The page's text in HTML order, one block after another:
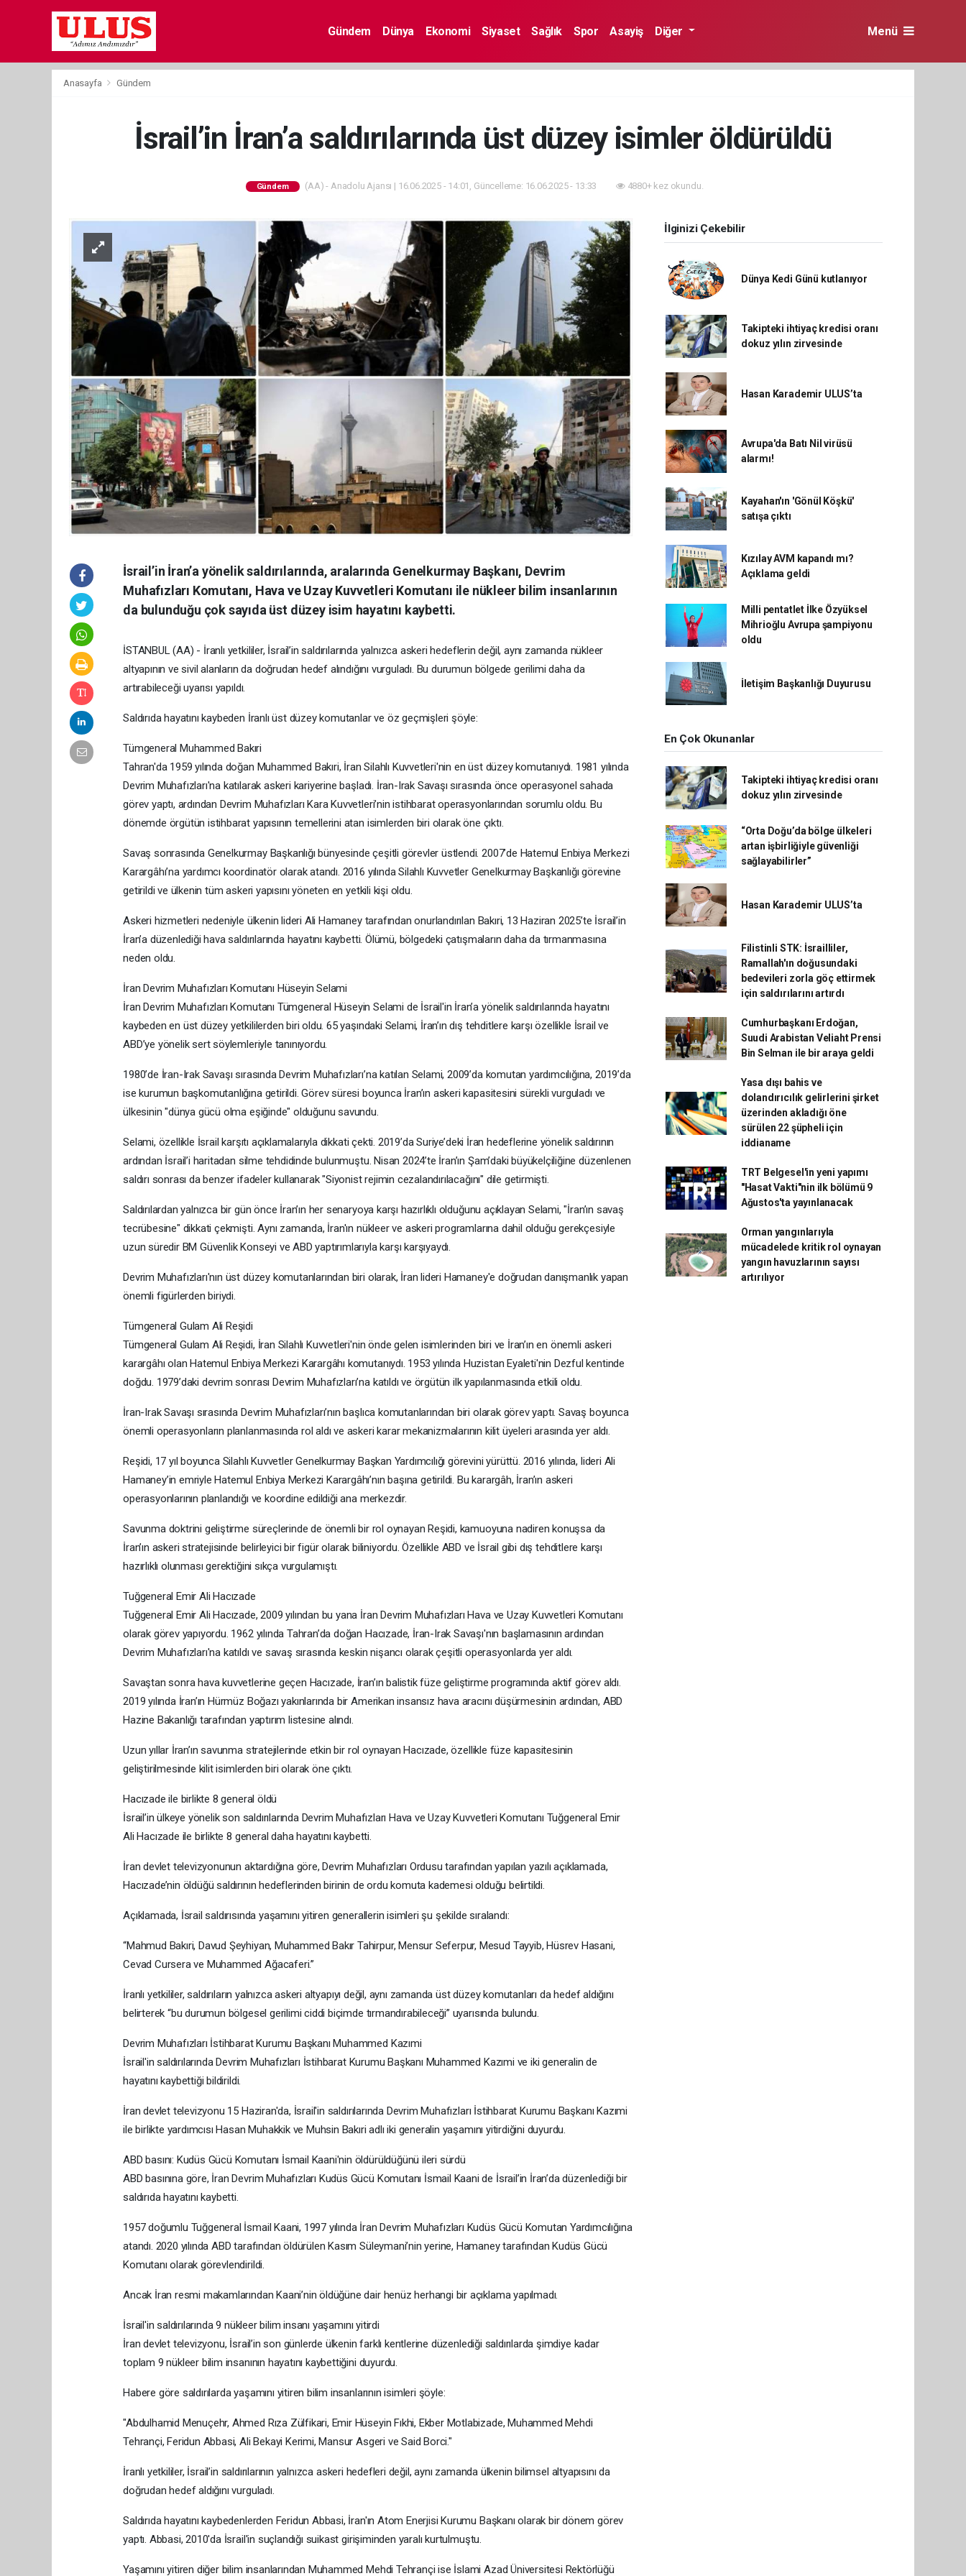
Gündem Dünya Ekonomi Siyaset Sağlık Spor Asayiş Diğer Menü
Anasayfa Gündem
İsrail’in İran’a saldırılarında üst düzey isimler öldürüldü
Gündem (AA) - Anadolu Ajansı | 16.06.2025 - 14:01, Güncelleme: 16.06.2025 - 13:33 4880+ kez okundu.
İsrail’in İran’a yönelik saldırılarında, aralarında Genelkurmay Başkanı, Devrim
Muhafızları Komutanı, Hava ve Uzay Kuvvetleri Komutanı ile nükleer bilim insanlarının
da bulunduğu çok sayıda üst düzey isim hayatını kaybetti.
İSTANBUL (AA) - İranlı yetkililer, İsrail’in saldırılarında yalnızca askeri hedeflerin değil, aynı zamanda nükleer
altyapının ve sivil alanların da doğrudan hedef alındığını vurguladı. Bu durumun bölgede gerilimi daha da
artırabileceği uyarısı yapıldı.
Saldırıda hayatını kaybeden İranlı üst düzey komutanlar ve öz geçmişleri şöyle:
Tümgeneral Muhammed Bakıri
Tahran'da 1959 yılında doğan Muhammed Bakıri, İran Silahlı Kuvvetleri'nin en üst düzey komutanıydı. 1981 yılında
Devrim Muhafızları'na katılarak askeri kariyerine başladı. İran-Irak Savaşı sırasında önce operasyonel sahada
görev yaptı, ardından Devrim Muhafızları Kara Kuvvetleri’nin istihbarat operasyonlarından sorumlu oldu. Bu
dönemde örgütün istihbarat yapısının temellerini atan isimlerden biri olarak öne çıktı.
Savaş sonrasında Genelkurmay Başkanlığı bünyesinde çeşitli görevler üstlendi. 2007’de Hatemul Enbiya Merkezi
Karargâhı’na yardımcı koordinatör olarak atandı. 2016 yılında Silahlı Kuvvetler Genelkurmay Başkanlığı görevine
getirildi ve ülkenin tüm askeri yapısını yöneten en yetkili kişi oldu.
Askeri hizmetleri nedeniyle ülkenin lideri Ali Hamaney tarafından onurlandırılan Bakıri, 13 Haziran 2025’te İsrail’in
İran’a düzenlediği hava saldırılarında hayatını kaybetti. Ölümü, bölgedeki çatışmaların daha da tırmanmasına
neden oldu.
İran Devrim Muhafızları Komutanı Hüseyin Selami
İran Devrim Muhafızları Komutanı Tümgeneral Hüseyin Selami de İsrail'in İran’a yönelik saldırılarında hayatını
kaybeden en üst düzey yetkililerden biri oldu. 65 yaşındaki Selami, İran’ın dış tehditlere karşı özellikle İsrail ve
ABD’ye yönelik sert söylemleriyle tanınıyordu.
1980’de İran-Irak Savaşı sırasında Devrim Muhafızları’na katılan Selami, 2009’da komutan yardımcılığına, 2019’da
ise kurumun başkomutanlığına getirildi. Görev süresi boyunca İran’ın askeri kapasitesini sürekli vurguladı ve
ülkesinin "dünya gücü olma eşiğinde" olduğunu savundu.
Selami, özellikle İsrail karşıtı açıklamalarıyla dikkati çekti. 2019’da Suriye’deki İran hedeflerine yönelik saldırının
ardından İsrail’i haritadan silme tehdidinde bulunmuştu. Nisan 2024’te İran’ın Şam’daki büyükelçiliğine düzenlenen
saldırı sonrası da benzer ifadeler kullanarak "Siyonist rejimin cezalandırılacağını" dile getirmişti.
Saldırılardan yalnızca bir gün önce İran’ın her senaryoya karşı hazırlıklı olduğunu açıklayan Selami, "İran’ın savaş
tecrübesine" dikkati çekmişti. Aynı zamanda, İran'ın nükleer ve askeri programlarına dahil olduğu gerekçesiyle
uzun süredir BM Güvenlik Konseyi ve ABD yaptırımlarıyla karşı karşıyaydı.
Devrim Muhafızları'nın üst düzey komutanlarından biri olarak, İran lideri Hamaney'e doğrudan danışmanlık yapan
önemli figürlerden biriydi.
Tümgeneral Gulam Ali Reşidi
Tümgeneral Gulam Ali Reşidi, İran Silahlı Kuvvetleri'nin önde gelen isimlerinden biri ve İran’ın en önemli askeri
karargâhı olan Hatemul Enbiya Merkezi Karargâhı komutanıydı. 1953 yılında Huzistan Eyaleti'nin Dezful kentinde
doğdu. 1979’daki devrim sonrası Devrim Muhafızları’na katıldı ve örgütün ilk yapılanmasında etkili oldu.
İran-Irak Savaşı sırasında Devrim Muhafızları’nın başlıca komutanlarından biri olarak görev yaptı. Savaş boyunca
önemli operasyonların planlanmasında rol aldı ve askeri karar mekanizmalarının kilit üyeleri arasında yer aldı.
Reşidi, 17 yıl boyunca Silahlı Kuvvetler Genelkurmay Başkan Yardımcılığı görevini yürüttü. 2016 yılında, lideri Ali
Hamaney’in emriyle Hatemul Enbiya Merkezi Karargâhı’nın başına getirildi. Bu karargâh, İran’ın askeri
operasyonlarının planlandığı ve koordine edildiği ana merkezdir.
Savunma doktrini geliştirme süreçlerinde de önemli bir rol oynayan Reşidi, kamuoyuna nadiren konuşsa da
İran’ın askeri stratejisinde belirleyici bir figür olarak biliniyordu. Özellikle ABD ve İsrail gibi dış tehditlere karşı
hazırlıklı olunması gerektiğini sıkça vurgulamıştı.
Tuğgeneral Emir Ali Hacızade
Tuğgeneral Emir Ali Hacızade, 2009 yılından bu yana İran Devrim Muhafızları Hava ve Uzay Kuvvetleri Komutanı
olarak görev yapıyordu. 1962 yılında Tahran’da doğan Hacızade, İran-Irak Savaşı'nın başlamasının ardından
Devrim Muhafızları'na katıldı ve savaş sırasında keskin nişancı olarak çeşitli operasyonlarda yer aldı.
Savaştan sonra hava kuvvetlerine geçen Hacızade, İran’ın balistik füze geliştirme programında aktif görev aldı.
2019 yılında İran’ın Hürmüz Boğazı yakınlarında bir Amerikan insansız hava aracını düşürmesinin ardından, ABD
Hazine Bakanlığı tarafından yaptırım listesine alındı.
Uzun yıllar İran’ın savunma stratejilerinde etkin bir rol oynayan Hacızade, özellikle füze kapasitesinin
geliştirilmesinde kilit isimlerden biri olarak öne çıktı.
Hacızade ile birlikte 8 general öldü
İsrail’in ülkeye yönelik son saldırılarında Devrim Muhafızları Hava ve Uzay Kuvvetleri Komutanı Tuğgeneral Emir
Ali Hacızade ile birlikte 8 general daha hayatını kaybetti.
İran devlet televizyonunun aktardığına göre, Devrim Muhafızları Ordusu tarafından yapılan yazılı açıklamada,
Hacızade’nin öldüğü saldırının hedeflerinden birinin de ordu komuta kademesi olduğu belirtildi.
Açıklamada, İsrail saldırısında yaşamını yitiren generallerin isimleri şu şekilde sıralandı:
“Mahmud Bakıri, Davud Şeyhiyan, Muhammed Bakır Tahirpur, Mensur Seferpur, Mesud Tayyib, Hüsrev Hasani,
Cevad Cursera ve Muhammed Ağacaferi.”
İranlı yetkililer, saldırıların yalnızca askeri altyapıyı değil, aynı zamanda üst düzey komutanları da hedef aldığını
belirterek “bu durumun bölgesel gerilimi ciddi biçimde tırmandırabileceği” uyarısında bulundu.
Devrim Muhafızları İstihbarat Kurumu Başkanı Muhammed Kazımi
İsrail'in saldırılarında Devrim Muhafızları İstihbarat Kurumu Başkanı Muhammed Kazımi ve iki generalin de
hayatını kaybettiği bildirildi.
İran devlet televizyonu 15 Haziran'da, İsrail'in saldırılarında Devrim Muhafızları İstihbarat Kurumu Başkanı Kazımi
ile birlikte yardımcısı Hasan Muhakkik ve Muhsin Bakıri adlı iki generalin yaşamını yitirdiğini duyurdu.
ABD basını: Kudüs Gücü Komutanı İsmail Kaani'nin öldürüldüğünü ileri sürdü
ABD basınına göre, İran Devrim Muhafızları Kudüs Gücü Komutanı İsmail Kaani de İsrail’in İran’da düzenlediği bir
saldırıda hayatını kaybetti.
1957 doğumlu Tuğgeneral İsmail Kaani, 1997 yılında İran Devrim Muhafızları Kudüs Gücü Komutan Yardımcılığına
atandı. 2020 yılında ABD tarafından öldürülen Kasım Süleymani’nin yerine, Hamaney tarafından Kudüs Gücü
Komutanı olarak görevlendirildi.
Ancak İran resmi makamlarından Kaani’nin öldüğüne dair henüz herhangi bir açıklama yapılmadı.
İsrail'in saldırılarında 9 nükleer bilim insanı yaşamını yitirdi
İran devlet televizyonu, İsrail’in son günlerde ülkenin farklı kentlerine düzenlediği saldırılarda şimdiye kadar
toplam 9 nükleer bilim insanının hayatını kaybettiğini duyurdu.
Habere göre saldırılarda yaşamını yitiren bilim insanlarının isimleri şöyle:
"Abdulhamid Menuçehr, Ahmed Rıza Zülfikari, Emir Hüseyin Fıkhi, Ekber Motlabizade, Muhammed Mehdi
Tehrançi, Feridun Abbasi, Ali Bekayi Kerimi, Mansur Asgeri ve Said Borci."
İranlı yetkililer, İsrail’in saldırılarının yalnızca askeri hedefleri değil, aynı zamanda ülkenin bilimsel altyapısını da
doğrudan hedef aldığını vurguladı.
Saldırıda hayatını kaybedenlerden Feridun Abbasi, İran'ın Atom Enerjisi Kurumu Başkanı olarak bir dönem görev
yaptı. Abbasi, 2010'da İsrail'in suçlandığı suikast girişiminden yaralı kurtulmuştu.
Yaşamını yitiren diğer bilim insanlarından Muhammed Mehdi Tehrançi ise İslami Azad Üniversitesi Rektörlüğü
İlginizi Çekebilir
Dünya Kedi Günü kutlanıyor
Takipteki ihtiyaç kredisi oranı
dokuz yılın zirvesinde
Hasan Karademir ULUS’ta
Avrupa'da Batı Nil virüsü
alarmı!
Kayahan'ın 'Gönül Köşkü'
satışa çıktı
Kızılay AVM kapandı mı?
Açıklama geldi
Milli pentatlet İlke Özyüksel
Mihrioğlu Avrupa şampiyonu
oldu
İletişim Başkanlığı Duyurusu
En Çok Okunanlar
Takipteki ihtiyaç kredisi oranı
dokuz yılın zirvesinde
“Orta Doğu’da bölge ülkeleri
artan işbirliğiyle güvenliği
sağlayabilirler”
Hasan Karademir ULUS’ta
Filistinli STK: İsrailliler,
Ramallah'ın doğusundaki
bedevileri zorla göç ettirmek
için saldırılarını artırdı
Cumhurbaşkanı Erdoğan,
Suudi Arabistan Veliaht Prensi
Bin Selman ile bir araya geldi
Yasa dışı bahis ve
dolandırıcılık gelirlerini şirket
üzerinden akladığı öne
sürülen 22 şüpheli için
iddianame
TRT Belgesel'in yeni yapımı
"Hasat Vakti"nin ilk bölümü 9
Ağustos'ta yayınlanacak
Orman yangınlarıyla
mücadelede kritik rol oynayan
yangın havuzlarının sayısı
artırılıyor